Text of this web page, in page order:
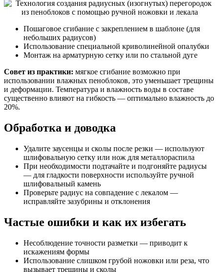
Пошаговое сгибание с закреплением в шаблоне (для
небольших радиусов)
Использование специальной криволинейной опалубки
Монтаж на арматурную сетку или по стальной дуге
Совет из практики: мягкое сгибание возможно при
использовании влажных пеноблоков, это уменьшает трещины
и деформации. Температура и влажность воды в составе
существенно влияют на гибкость — оптимально влажность до
20%.
Обработка и доводка
Удалите заусенцы и сколы после резки — используют
шлифовальную сетку или нож для металлораспила
При необходимости подтачайте и подгоняйте радиусы
— для гладкости поверхности используйте ручной
шлифовальный камень
Проверьте радиус на совпадение с лекалом —
исправляйте зазубрины и отклонения
Частые ошибки и как их избегать
Несоблюдение точности разметки — приводит к
искажениям формы
Использование слишком грубой ножовки или реза, что
вызывает трещины и сколы